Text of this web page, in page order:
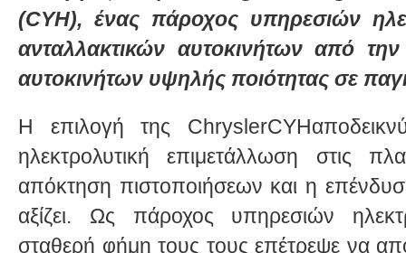
(CYH), ένας πάροχος υπηρεσιών
ανταλλακτικών αυτοκινήτων από
αυτοκινήτων υψηλής ποιότητας σε
Η επιλογή της
ηλεκτρολυτική επιμετάλλωση στις
απόκτηση πιστοποιήσεων και η
αξίζει. Ως πάροχος υπηρεσιών
σταθερή φήμη τους τους επέτρεψε να